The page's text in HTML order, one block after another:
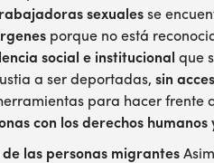
sexualesse
porque no está
social e institucional que
a ser deportadas, sin
para hacer frente
con los derechos
las personas migrantes